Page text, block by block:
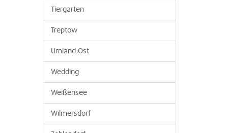
Tiergarten
Treptow
Umland Ost
Wedding
Weißensee
Wilmersdorf